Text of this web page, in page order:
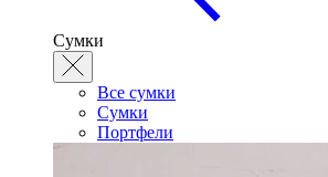
Сумки
Все сумки
Сумки
Портфели